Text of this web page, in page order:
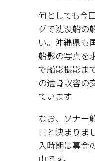
何としても今
グで沈没船の
い。沖縄県も
船影の写真を
で船影撮影ま
の遺骨収容の
ています
なお、ソナー
日と決まりま
入時期は募金
中です。